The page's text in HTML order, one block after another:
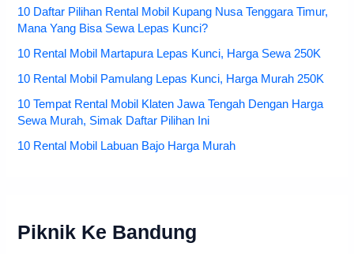
10 Daftar Pilihan Rental Mobil Kupang Nusa Tenggara Timur,
Mana Yang Bisa Sewa Lepas Kunci?
10 Rental Mobil Martapura Lepas Kunci, Harga Sewa 250K
10 Rental Mobil Pamulang Lepas Kunci, Harga Murah 250K
10 Tempat Rental Mobil Klaten Jawa Tengah Dengan Harga
Sewa Murah, Simak Daftar Pilihan Ini
10 Rental Mobil Labuan Bajo Harga Murah
Piknik Ke Bandung